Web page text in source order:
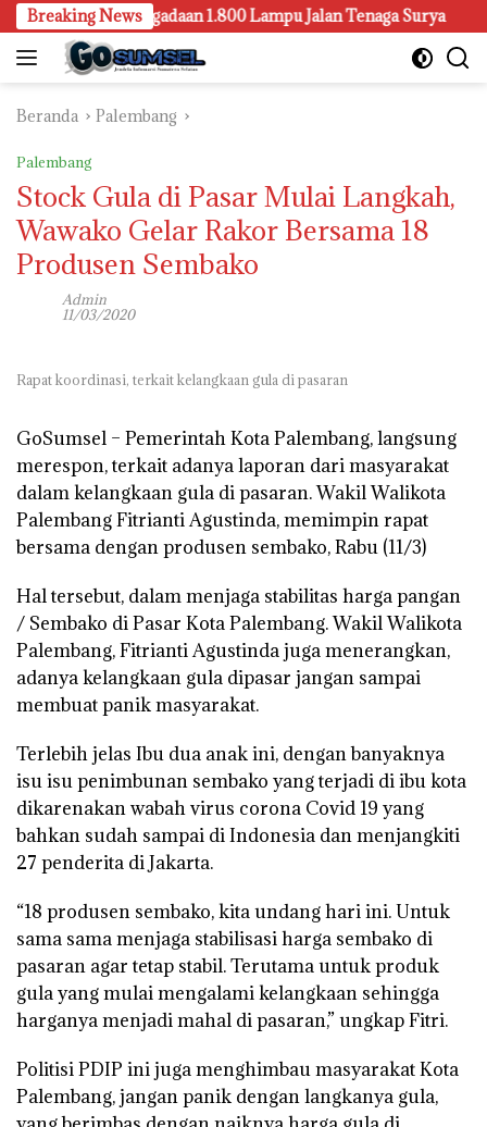
Langsung
ke
konten
Breaking News
Pengadaan 1.800 Lampu Jalan Tenaga Surya
Beranda Palembang
Palembang
Stock Gula di Pasar Mulai Langkah,
Wawako Gelar Rakor Bersama 18
Produsen Sembako
Admin
11/03/2020
Rapat koordinasi, terkait kelangkaan gula di pasaran
GoSumsel – Pemerintah Kota Palembang, langsung
merespon, terkait adanya laporan dari masyarakat
dalam kelangkaan gula di pasaran. Wakil Walikota
Palembang Fitrianti Agustinda, memimpin rapat
bersama dengan produsen sembako, Rabu (11/3)
Hal tersebut, dalam menjaga stabilitas harga pangan
/ Sembako di Pasar Kota Palembang. Wakil Walikota
Palembang, Fitrianti Agustinda juga menerangkan,
adanya kelangkaan gula dipasar jangan sampai
membuat panik masyarakat.
Terlebih jelas Ibu dua anak ini, dengan banyaknya
isu isu penimbunan sembako yang terjadi di ibu kota
dikarenakan wabah virus corona Covid 19 yang
bahkan sudah sampai di Indonesia dan menjangkiti
27 penderita di Jakarta.
“18 produsen sembako, kita undang hari ini. Untuk
sama sama menjaga stabilisasi harga sembako di
pasaran agar tetap stabil. Terutama untuk produk
gula yang mulai mengalami kelangkaan sehingga
harganya menjadi mahal di pasaran,” ungkap Fitri.
Politisi PDIP ini juga menghimbau masyarakat Kota
Palembang, jangan panik dengan langkanya gula,